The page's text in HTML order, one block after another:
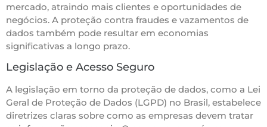
mercado, atraindo mais clientes e oportunidades de
negócios. A proteção contra fraudes e vazamentos de
dados também pode resultar em economias
significativas a longo prazo.
Legislação e Acesso Seguro
A legislação em torno da proteção de dados, como a Lei
Geral de Proteção de Dados (LGPD) no Brasil, estabelece
diretrizes claras sobre como as empresas devem tratar